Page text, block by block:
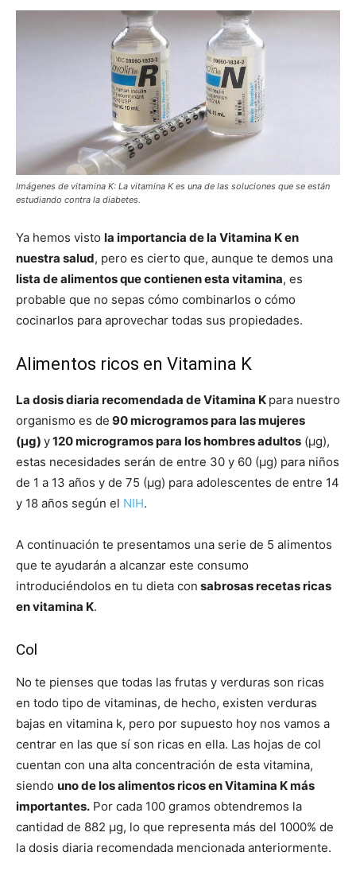
Imágenes de vitamina K: La vitamina K es una de las soluciones que se están
estudiando contra la diabetes.
Ya hemos visto la importancia de la Vitamina K en
nuestra salud, pero es cierto que, aunque te demos una
lista de alimentos que contienen esta vitamina, es
probable que no sepas cómo combinarlos o cómo
cocinarlos para aprovechar todas sus propiedades.
Alimentos ricos en Vitamina K
La dosis diaria recomendada de Vitamina K para nuestro
organismo es de 90 microgramos para las mujeres
(μg) y120 microgramos para los hombres adultos (μg),
estas necesidades serán de entre 30 y 60 (μg) para niños
de 1 a 13 años y de 75 (μg) para adolescentes de entre 14
y 18 años según el NIH.
A continuación te presentamos una serie de 5 alimentos
que te ayudarán a alcanzar este consumo
introduciéndolos en tu dieta con sabrosas recetas ricas
en vitamina K.
Col
No te pienses que todas las frutas y verduras son ricas
en todo tipo de vitaminas, de hecho, existen verduras
bajas en vitamina k, pero por supuesto hoy nos vamos a
centrar en las que sí son ricas en ella. Las hojas de col
cuentan con una alta concentración de esta vitamina,
siendo uno de los alimentos ricos en Vitamina K más
importantes. Por cada 100 gramos obtendremos la
cantidad de 882 μg, lo que representa más del 1000% de
la dosis diaria recomendada mencionada anteriormente.